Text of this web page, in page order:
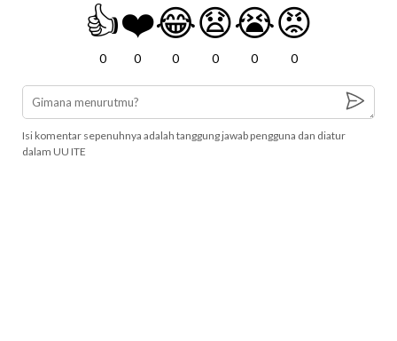
👍
0
❤️
0
😂
0
😧
0
😭
0
😡
0
Isi komentar sepenuhnya adalah tanggung jawab pengguna dan diatur
dalam UU ITE